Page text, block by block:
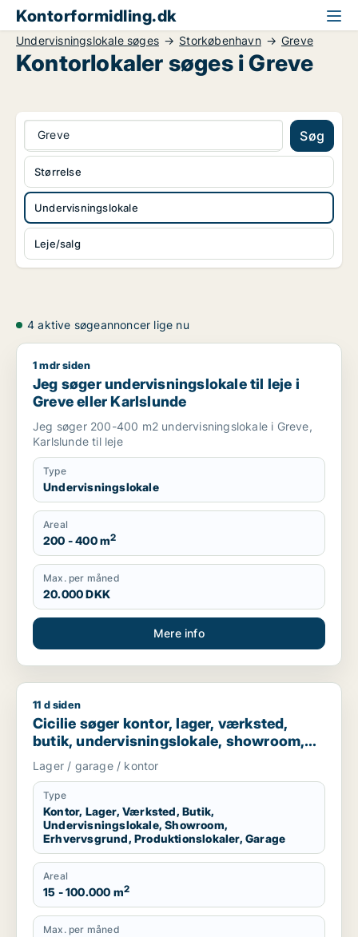
Kontorformidling.dk
Undervisningslokale søges Storkøbenhavn Greve
Kontorlokaler søges i Greve
Greve Søg
Undervisningslokale
Leje/salg
Størrelse
4 aktive søgeannoncer lige nu
Jeg søger undervisningslokale til leje i Greve eller Karlslunde
1 mdr siden
Jeg søger undervisningslokale til leje i
Greve eller Karlslunde
Jeg søger 200-400 m2 undervisningslokale i Greve,
Karlslunde til leje
Type
Undervisningslokale
Areal
200 - 400 m2
Max. per måned
20.000 DKK
Mere info
Cicilie søger kontor, lager, værksted, butik,
11 d siden
Cicilie søger kontor, lager, værksted,
butik, undervisningslokale, showroom,
erhvervsgrund, produktionslokaler eller
garage til leje i Region Sjælland eller
Nordsjælland
Lager / garage / kontor
Type
Kontor, Lager, Værksted, Butik,
Undervisningslokale, Showroom,
Erhvervsgrund, Produktionslokaler, Garage
Areal
15 - 100.000 m2
Max. per måned